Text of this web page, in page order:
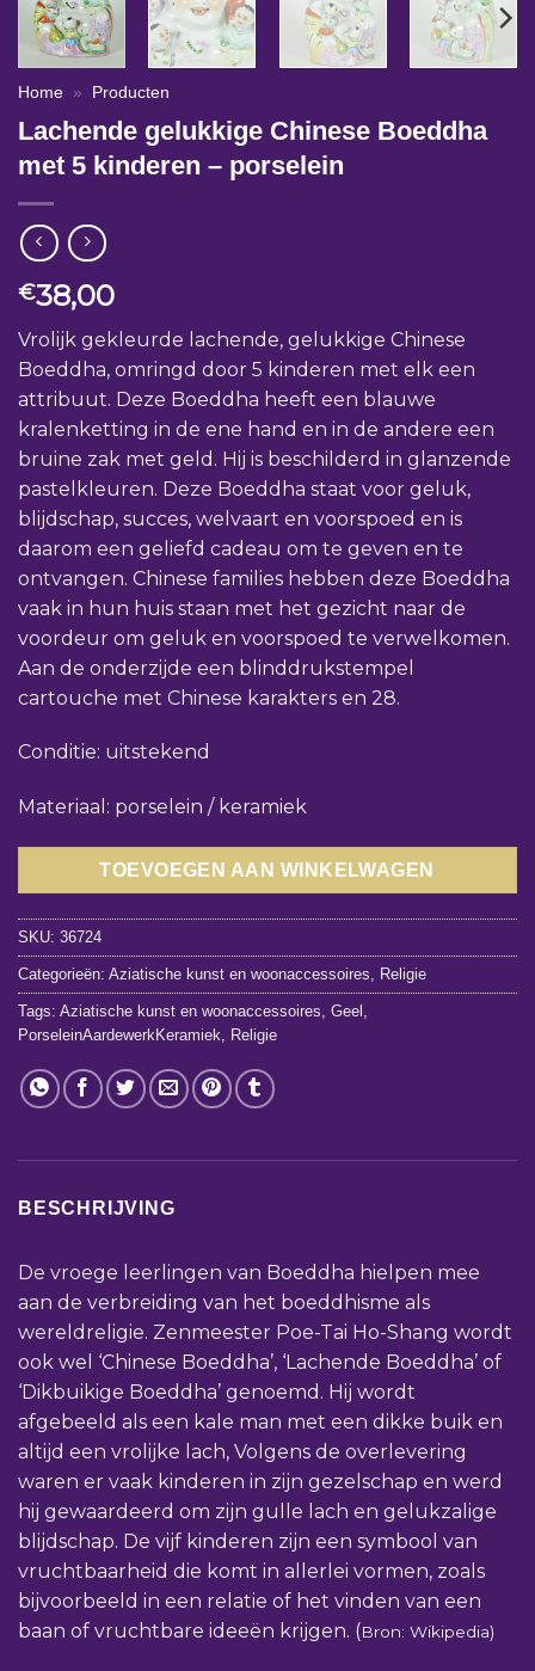
Home » Producten
Lachende gelukkige Chinese Boeddha
met 5 kinderen – porselein
€38,00
Vrolijk gekleurde lachende, gelukkige Chinese
Boeddha, omringd door 5 kinderen met elk een
attribuut. Deze Boeddha heeft een blauwe
kralenketting in de ene hand en in de andere een
bruine zak met geld. Hij is beschilderd in glanzende
pastelkleuren. Deze Boeddha staat voor geluk,
blijdschap, succes, welvaart en voorspoed en is
daarom een geliefd cadeau om te geven en te
ontvangen. Chinese families hebben deze Boeddha
vaak in hun huis staan met het gezicht naar de
voordeur om geluk en voorspoed te verwelkomen.
Aan de onderzijde een blinddrukstempel
cartouche met Chinese karakters en 28.
Conditie: uitstekend
Materiaal: porselein / keramiek
TOEVOEGEN AAN WINKELWAGEN
SKU: 36724
Categorieën: Aziatische kunst en woonaccessoires Religie
Tags: Aziatische kunst en woonaccessoires Geel
PorseleinAardewerkKeramiek
Religie
BESCHRIJVING
De vroege leerlingen van Boeddha hielpen mee
aan de verbreiding van het boeddhisme als
wereldreligie. Zenmeester Poe-Tai Ho-Shang wordt
ook wel ‘Chinese Boeddha’, ‘Lachende Boeddha’ of
‘Dikbuikige Boeddha’ genoemd. Hij wordt
afgebeeld als een kale man met een dikke buik en
altijd een vrolijke lach, Volgens de overlevering
waren er vaak kinderen in zijn gezelschap en werd
hij gewaardeerd om zijn gulle lach en gelukzalige
blijdschap. De vijf kinderen zijn een symbool van
vruchtbaarheid die komt in allerlei vormen, zoals
bijvoorbeeld in een relatie of het vinden van een
baan of vruchtbare ideeën krijgen. (Bron: Wikipedia)